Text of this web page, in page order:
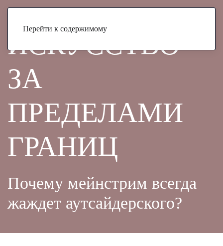
Перейти к содержимому
ИСКУССТВО
ЗА
ПРЕДЕЛАМИ
ГРАНИЦ
Почему мейнстрим всегда
жаждет аутсайдерского?